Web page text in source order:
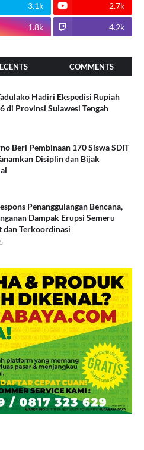
3.1k 2.7k
1.8k 4.2k
COMMENTS
Hadiri Ekspedisi Rupiah
di Provinsi Sulawesi Tengah
Beri Pembinaan 170 Siswa SDIT
Disiplin dan Bijak
Penanggulangan Bencana,
Dampak Erupsi Semeru
dan Terkoordinasi